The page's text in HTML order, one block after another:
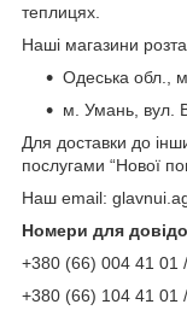
теплицях.
Наші магазини
Одеська обл.,
м. Умань, вул.
Для доставки до
послугами “Нової
Наш email:
Номери для
+380 (66) 004 41 01
+380 (66) 104 41 01